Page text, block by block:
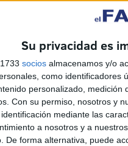
Su privacidad es
socios almacenamos y/o
como identificadores
personalizado,
Con su permiso, nosotros y
mediante las
a nosotros y a
De forma alternativa, puede
de Ministros del pasado
de hogar. Los hogares
Social (INSS) tenía
La Seguridad
el ingreso mínimo vital.